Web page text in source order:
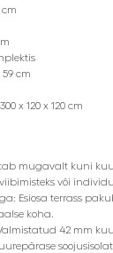
cm
59 cm
x 120 x 120 cm
mugavalt kuni
või
Esiosa terrass
koha.
42 mm